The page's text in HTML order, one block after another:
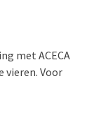
met ACECA
vieren. Voor